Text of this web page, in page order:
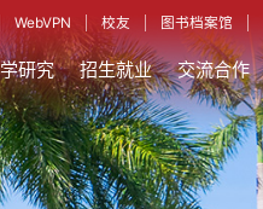
WebVPN 校友 图书档案馆
研究 招生就业 交流合作